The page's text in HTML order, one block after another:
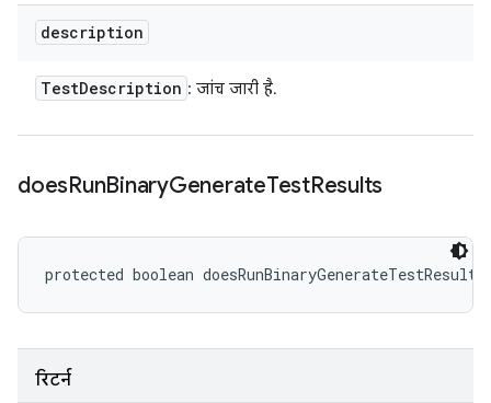
description
TestDescription : जांच जारी है.
doesRunBinaryGenerateTestResults
protected boolean
रिटर्न